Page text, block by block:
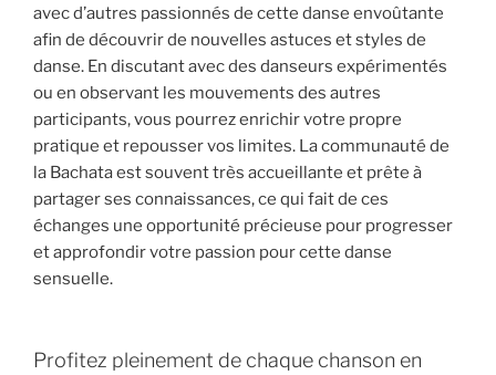
avec d’autres passionnés de cette danse envoûtante
afin de découvrir de nouvelles astuces et styles de
danse. En discutant avec des danseurs expérimentés
ou en observant les mouvements des autres
participants, vous pourrez enrichir votre propre
pratique et repousser vos limites. La communauté de
la Bachata est souvent très accueillante et prête à
partager ses connaissances, ce qui fait de ces
échanges une opportunité précieuse pour progresser
et approfondir votre passion pour cette danse
sensuelle.
Profitez pleinement de chaque chanson en